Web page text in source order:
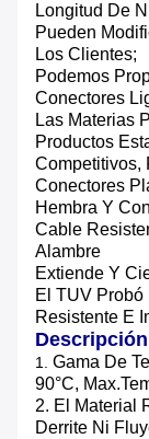
Longitud De
Pueden
Los Clientes;
Podemos
Conectores
Las Materias
Productos
Competitivos,
Conectores
Hembra Y
Cable
Alambre
Extiende Y
El TUV
Resistente E
1. Gama De
90°C,
2. El Material
Derrite Ni